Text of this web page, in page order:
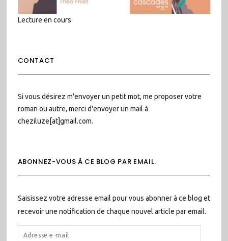
Lecture en cours
CONTACT
Si vous désirez m'envoyer un petit mot, me proposer votre
roman ou autre, merci d'envoyer un mail à
cheziluze[at]gmail.com.
ABONNEZ-VOUS À CE BLOG PAR EMAIL.
Saisissez votre adresse email pour vous abonner à ce blog et
recevoir une notification de chaque nouvel article par email.
ADRESSE